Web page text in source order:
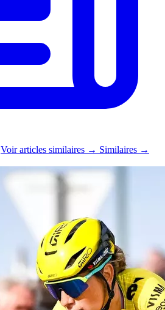
Voir articles similaires → Similaires →